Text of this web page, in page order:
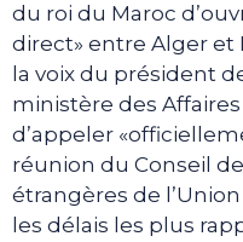
du roi du Maroc
direct» entre Alger et
la voix du président
ministère des
d’appeler
réunion du Conseil
étrangères de
les délais les plus